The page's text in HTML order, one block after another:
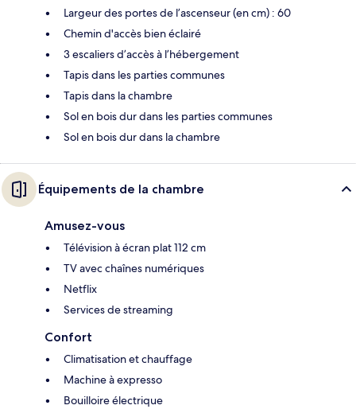
Largeur des portes de l’ascenseur (en cm) : 60
Chemin d'accès bien éclairé
3 escaliers d’accès à l’hébergement
Tapis dans les parties communes
Tapis dans la chambre
Sol en bois dur dans les parties communes
Sol en bois dur dans la chambre
Équipements de la chambre
Amusez-vous
Télévision à écran plat 112 cm
TV avec chaînes numériques
Netflix
Services de streaming
Confort
Climatisation et chauffage
Machine à expresso
Bouilloire électrique